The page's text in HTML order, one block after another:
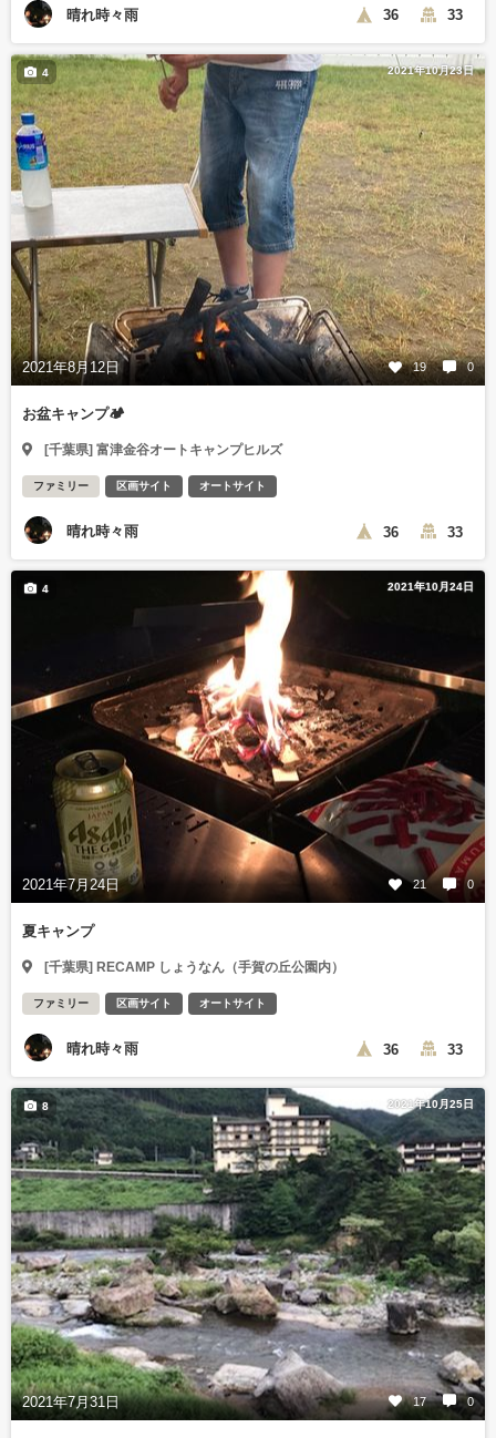
晴れ時々雨 36 33
2021年10月23日
2021年8月12日 19 0
4
お盆キャンプ🏕
[千葉県] 富津金谷オートキャンプヒルズ
ファミリー 区画サイト オートサイト
晴れ時々雨 36 33
2021年10月24日
2021年7月24日 21 0
4
夏キャンプ
[千葉県] RECAMP しょうなん（手賀の丘公園内）
ファミリー 区画サイト オートサイト
晴れ時々雨 36 33
2021年10月25日
2021年7月31日 17 0
8